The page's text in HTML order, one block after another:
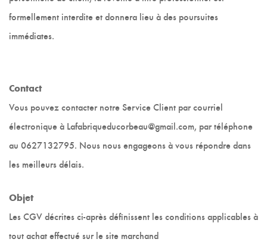
formellement interdite et donnera lieu à des poursuites
immédiates.
Contact
Vous pouvez contacter notre Service Client par courriel
électronique à Lafabriqueducorbeau@gmail.com, par téléphone
au 0627132795. Nous nous engageons à vous répondre dans
les meilleurs délais.
Objet
Les CGV décrites ci-après définissent les conditions applicables à
tout achat effectué sur le site marchand